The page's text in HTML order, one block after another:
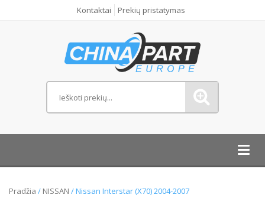
Kontaktai Prekių pristatymas
Pradžia / NISSAN / Nissan Interstar (X70) 2004-2007